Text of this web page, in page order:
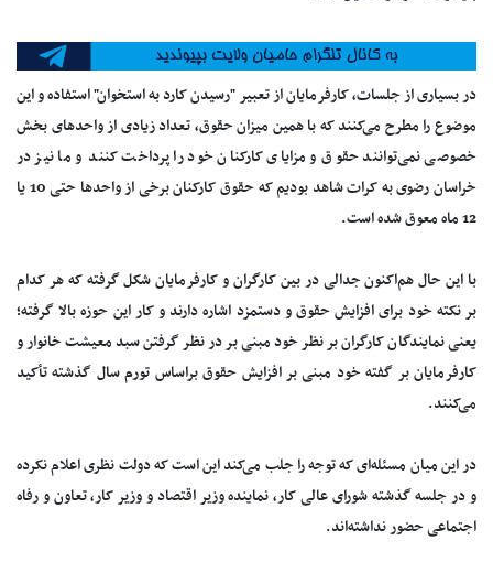
در بسیاری از جلسات، کارفرمایان از تعبیر "رسیدن کارد به استخوان" استفاده و این
موضوع را مطرح می‌کنند که با همین میزان حقوق، تعداد زیادی از واحدهای بخش
خصوصی نمی‌توانند حقوق و مزایای کارکنان خود را پرداخت کنند و ما نیز در
خراسان رضوی به کرات شاهد بودیم که حقوق کارکنان برخی از واحدها حتی 10 یا
12 ماه معوق شده است.
با این حال هم‌اکنون جدالی در بین کارگران و کارفرمایان شکل گرفته که هر کدام
بر نکته خود برای افزایش حقوق و دستمزد اشاره دارند و کار این حوزه بالا گرفته؛
یعنی نمایندگان کارگران بر نظر خود مبنی بر در نظر گرفتن سبد معیشت خانوار و
کارفرمایان بر گفته خود مبنی بر افزایش حقوق براساس تورم سال گذشته تأکید
می‌کنند.
در این میان مسئله‌ای که توجه را جلب می‌کند این است که دولت نظری اعلام نکرده
و در جلسه گذشته شورای عالی کار، نماینده وزیر اقتصاد و وزیر کار، تعاون و رفاه
اجتماعی حضور نداشته‌اند.